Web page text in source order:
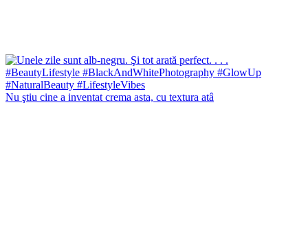
Nu ştiu cine a inventat crema asta, cu textura atâ